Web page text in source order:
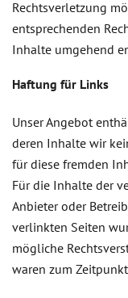
Rechtsverletzung
entsprechenden
Inhalte umgehend
Haftung für Links
Unser Angebot
deren Inhalte wir
für diese fremden
Für die Inhalte der
Anbieter oder
verlinkten Seiten
mögliche
waren zum